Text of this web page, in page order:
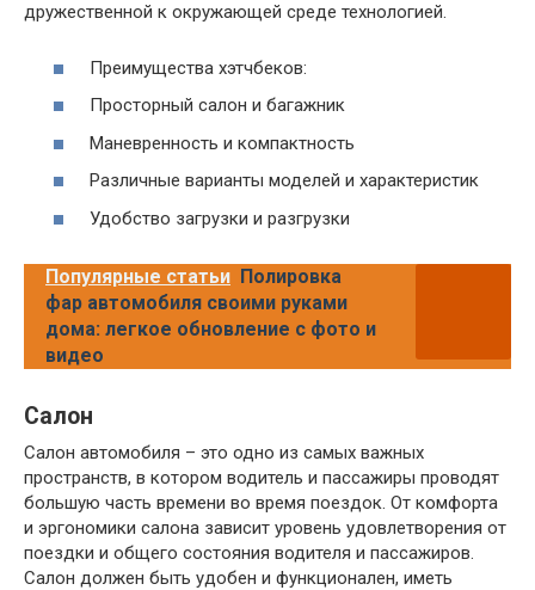
дружественной к окружающей среде технологией.
Преимущества хэтчбеков:
Просторный салон и багажник
Маневренность и компактность
Различные варианты моделей и характеристик
Удобство загрузки и разгрузки
Популярные статьи Полировка
фар автомобиля своими руками
дома: легкое обновление с фото и
видео
Салон
Салон автомобиля – это одно из самых важных
пространств, в котором водитель и пассажиры проводят
большую часть времени во время поездок. От комфорта
и эргономики салона зависит уровень удовлетворения от
поездки и общего состояния водителя и пассажиров.
Салон должен быть удобен и функционален, иметь